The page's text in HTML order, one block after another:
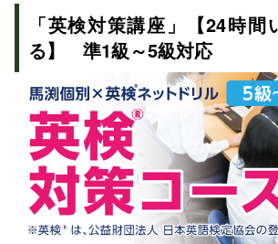
「英検対策講座」【24時間
る】 準1級～5級対応